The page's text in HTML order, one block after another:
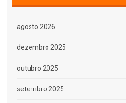
agosto 2026
dezembro 2025
outubro 2025
setembro 2025